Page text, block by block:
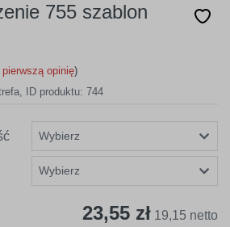
755 szablon
pierwszą opinię)
, ID produktu: 744
23,55 zł 19,15 netto